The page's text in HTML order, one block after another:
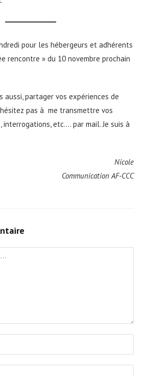
pour les hébergeurs et adhérents
rencontre » du 10 novembre prochain
aussi, partager vos expériences de
pas à me transmettre vos
interrogations, etc…. par mail. Je suis à
Nicole
Communication AF-CCC